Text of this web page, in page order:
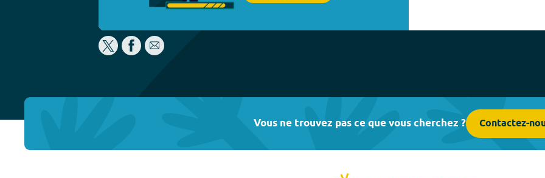
Vous ne trouvez pas ce que vous cherchez ? Contactez-